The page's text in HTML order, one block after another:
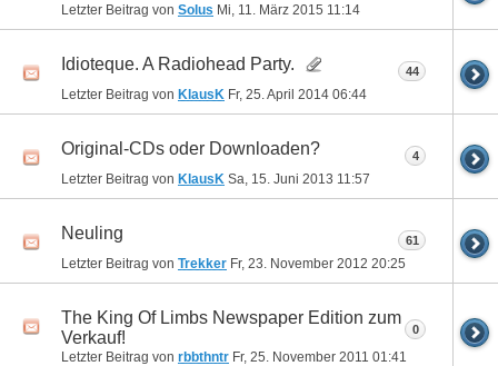
Letzter Beitrag von Solus Mi, 11. März 2015 11:14
Idioteque. A Radiohead Party.
Letzter Beitrag von KlausK Fr, 25. April 2014 06:44
44
Original-CDs oder Downloaden?
Letzter Beitrag von KlausK Sa, 15. Juni 2013 11:57
4
Neuling
Letzter Beitrag von Trekker Fr, 23. November 2012 20:25
61
The King Of Limbs Newspaper Edition zum
Verkauf!
Letzter Beitrag von rbbthntr Fr, 25. November 2011 01:41
0